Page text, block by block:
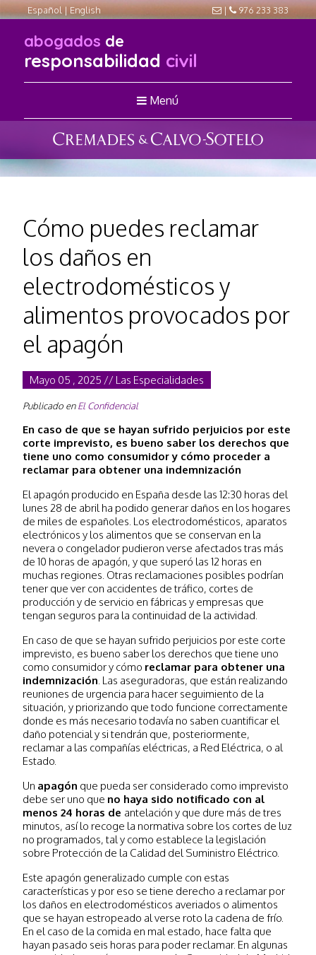
Español | English | 976 233 383
abogados de
responsabilidad civil
Menú
Cómo puedes reclamar
los daños en
electrodomésticos y
alimentos provocados por
el apagón
Mayo 05 , 2025 // Las Especialidades
Publicado enEl Confidencial
En caso de que se hayan sufrido perjuicios por este
corte imprevisto, es bueno saber los derechos que
tiene uno como consumidor y cómo proceder a
reclamar para obtener una indemnización
El apagón producido en España desde las 12:30 horas del
lunes 28 de abril ha podido generar daños en los hogares
de miles de españoles. Los electrodomésticos, aparatos
electrónicos y los alimentos que se conservan en la
nevera o congelador pudieron verse afectados tras más
de 10 horas de apagón, y que superó las 12 horas en
muchas regiones. Otras reclamaciones posibles podrían
tener que ver con accidentes de tráfico, cortes de
producción y de servicio en fábricas y empresas que
tengan seguros para la continuidad de la actividad.
En caso de que se hayan sufrido perjuicios por este corte
imprevisto, es bueno saber los derechos que tiene uno
como consumidor y cómo reclamar para obtener una
indemnización. Las aseguradoras, que están realizando
reuniones de urgencia para hacer seguimiento de la
situación, y priorizando que todo funcione correctamente
donde es más necesario todavía no saben cuantificar el
daño potencial y si tendrán que, posteriormente,
reclamar a las compañías eléctricas, a Red Eléctrica, o al
Estado.
Un apagón que pueda ser considerado como imprevisto
debe ser uno que no haya sido notificado con al
menos 24 horas de antelación y que dure más de tres
minutos, así lo recoge la normativa sobre los cortes de luz
no programados, tal y como establece la legislación
sobre Protección de la Calidad del Suministro Eléctrico.
Este apagón generalizado cumple con estas
características y por eso se tiene derecho a reclamar por
los daños en electrodomésticos averiados o alimentos
que se hayan estropeado al verse roto la cadena de frío.
En el caso de la comida en mal estado, hace falta que
hayan pasado seis horas para poder reclamar. En algunas